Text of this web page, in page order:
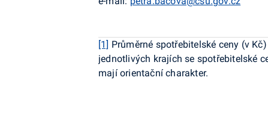
[1] Průměrné spotřebitelské ceny (v
jednotlivých krajích se spotřebitelské
mají orientační charakter.